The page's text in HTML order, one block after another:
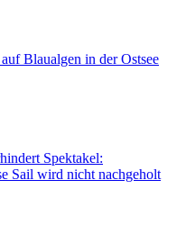
Blaualgen in der Ostsee
Spektakel:
Sail wird nicht nachgeholt